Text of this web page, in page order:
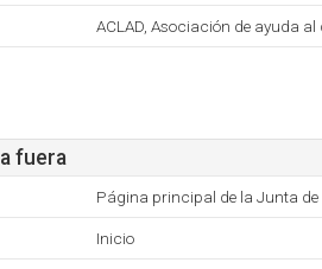
ACLAD, Asociación de ayuda al
fuera
Página principal de la Junta de
Inicio